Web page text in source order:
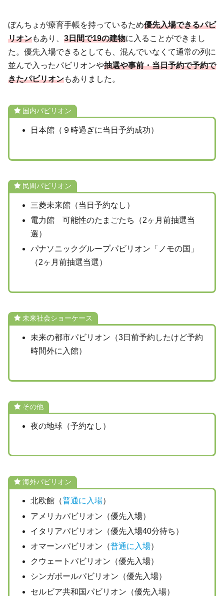
ぼんちょが療育手帳を持っているため優先入場できるパビ
リオンもあり、 3日間で19の建物に入ることができまし
た。優先入場できるとしても、混んでいなくて通常の列に
並んで入ったパビリオンや抽選や事前・当日予約で予約で
きたパビリオンもありました。
国内パビリオン
日本館（９時過ぎに当日予約成功）
民間パビリオン
三菱未来館（当日予約なし）
電力館 可能性のたまごたち（2ヶ月前抽選当
選）
パナソニックグループパビリオン「ノモの国」
（2ヶ月前抽選当選）
未来社会ショーケース
未来の都市パビリオン（3日前予約したけど予約
時間外に入館）
その他
夜の地球（予約なし）
海外パビリオン
北欧館（普通に入場）
アメリカパビリオン（優先入場）
イタリアパビリオン（優先入場40分待ち）
オマーンパビリオン（普通に入場）
クウェートパビリオン（優先入場）
シンガポールパビリオン（優先入場）
セルビア共和国パビリオン（優先入場）